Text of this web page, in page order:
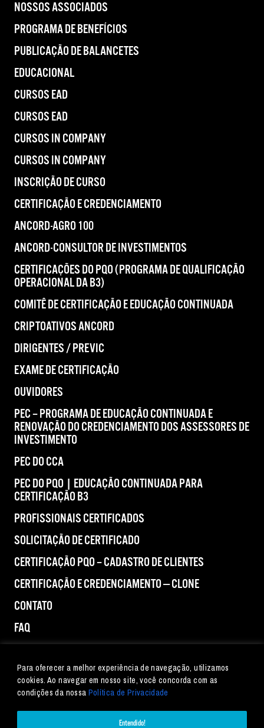
Para oferecer a melhor experiência de navegação, utilizamos
cookies. Ao navegar em nosso site, você concorda com as
condições da nossa Política de Privacidade
Entendido!
NOSSOS ASSOCIADOS
PROGRAMA DE BENEFÍCIOS
PUBLICAÇÃO DE BALANCETES
EDUCACIONAL
CURSOS EAD
CURSOS EAD
CURSOS IN COMPANY
CURSOS IN COMPANY
INSCRIÇÃO DE CURSO
CERTIFICAÇÃO E CREDENCIAMENTO
ANCORD-AGRO 100
ANCORD-CONSULTOR DE INVESTIMENTOS
CERTIFICAÇÕES DO PQO (PROGRAMA DE QUALIFICAÇÃO
OPERACIONAL DA B3)
COMITÊ DE CERTIFICAÇÃO E EDUCAÇÃO CONTINUADA
CRIPTOATIVOS ANCORD
DIRIGENTES / PREVIC
EXAME DE CERTIFICAÇÃO
OUVIDORES
PEC – PROGRAMA DE EDUCAÇÃO CONTINUADA E
RENOVAÇÃO DO CREDENCIAMENTO DOS ASSESSORES DE
INVESTIMENTO
PEC DO CCA
PEC DO PQO | EDUCAÇÃO CONTINUADA PARA
CERTIFICAÇÃO B3
PROFISSIONAIS CERTIFICADOS
SOLICITAÇÃO DE CERTIFICADO
CERTIFICAÇÃO PQO – CADASTRO DE CLIENTES
CERTIFICAÇÃO E CREDENCIAMENTO — CLONE
CONTATO
FAQ